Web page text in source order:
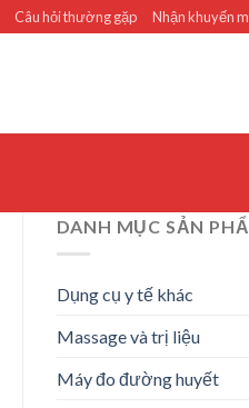
Câu hỏi thường gặp Nhận khuyến
DANH MỤC SẢN
Dụng cụ y tế khác
Massage và trị liệu
Máy đo đường huyết